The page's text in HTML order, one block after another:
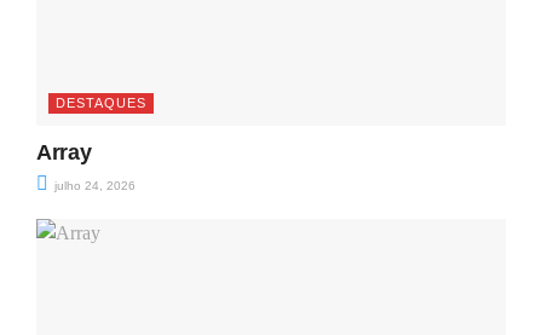
DESTAQUES
Array
julho 24, 2026